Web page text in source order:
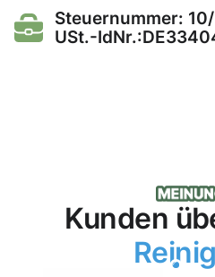
Steuernummer:
USt.-
Kunden